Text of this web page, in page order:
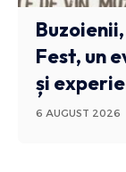
Fest, un
și
6 AUGUST 2026